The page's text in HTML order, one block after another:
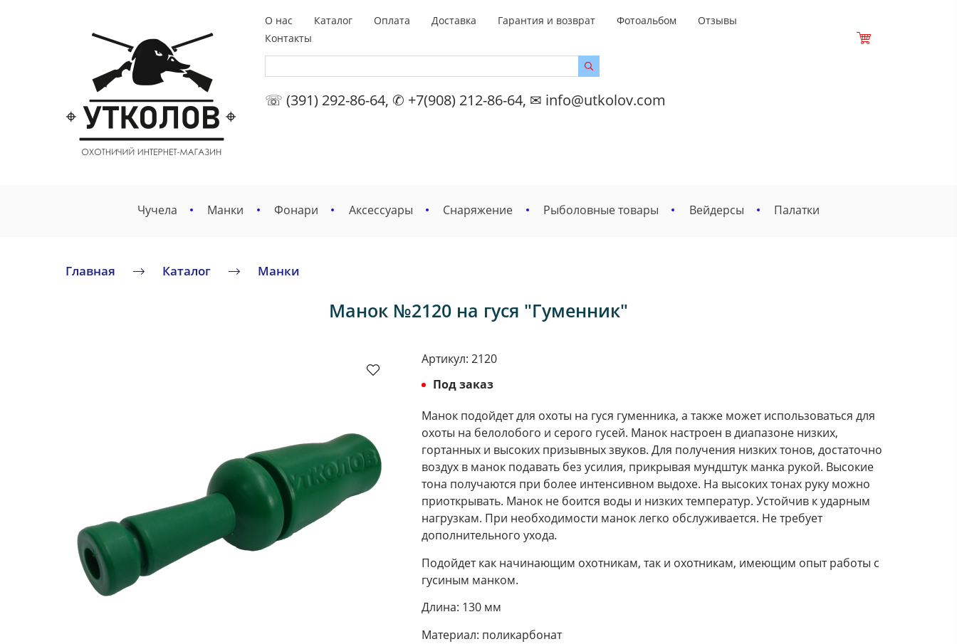
О нас Каталог Оплата Доставка Гарантия и возврат Фотоальбом
Отзывы
Контакты
☏ (391) 292-86-64, ✆ +7(908) 212-86-64, ✉ info@utkolov.com
Чучела Манки Фонари Аксессуары Снаряжение Рыболовные товары Вейдерсы Палатки
Главная Каталог Манки
Манок №2120 на гуся "Гуменник"
Артикул: 2120
Под заказ
Манок подойдет для охоты на гуся гуменника, а также может использоваться для
охоты на белолобого и серого гусей. Манок настроен в диапазоне низких,
гортанных и высоких призывных звуков. Для получения низких тонов, достаточно
воздух в манок подавать без усилия, прикрывая мундштук манка рукой. Высокие
тона получаются при более интенсивном выдохе. На высоких тонах руку можно
приоткрывать. Манок не боится воды и низких температур. Устойчив к ударным
нагрузкам. При необходимости манок легко обслуживается. Не требует
дополнительного ухода.
Подойдет как начинающим охотникам, так и охотникам, имеющим опыт работы с
гусиным манком.
Длина: 130 мм
Материал: поликарбонат